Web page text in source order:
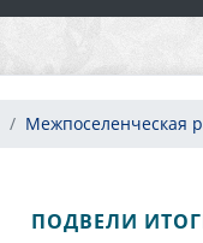
Межпоселенческая
ПОДВЕЛИ